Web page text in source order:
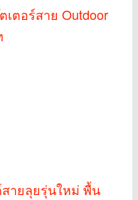
เตอร์สาย Outdoor
สายลุยรุ่นใหม่ พื้น